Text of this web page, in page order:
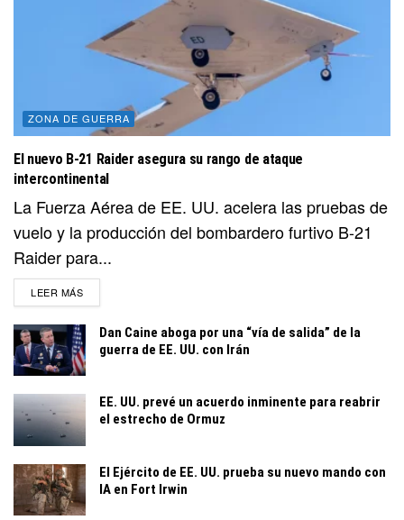
ZONA DE GUERRA
El nuevo B-21 Raider asegura su rango de ataque
intercontinental
La Fuerza Aérea de EE. UU. acelera las pruebas de
vuelo y la producción del bombardero furtivo B-21
Raider para...
LEER MÁSDETAILS
Dan Caine aboga por una “vía de salida” de la
guerra de EE. UU. con Irán
EE. UU. prevé un acuerdo inminente para reabrir
el estrecho de Ormuz
El Ejército de EE. UU. prueba su nuevo mando con
IA en Fort Irwin